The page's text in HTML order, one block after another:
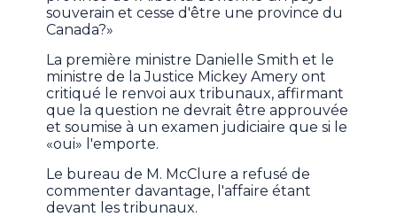
souverain et cesse d'être une province du
Canada?»
La première ministre Danielle Smith et le
ministre de la Justice Mickey Amery ont
critiqué le renvoi aux tribunaux, affirmant
que la question ne devrait être approuvée
et soumise à un examen judiciaire que si le
«oui» l'emporte.
Le bureau de M. McClure a refusé de
commenter davantage, l'affaire étant
devant les tribunaux.